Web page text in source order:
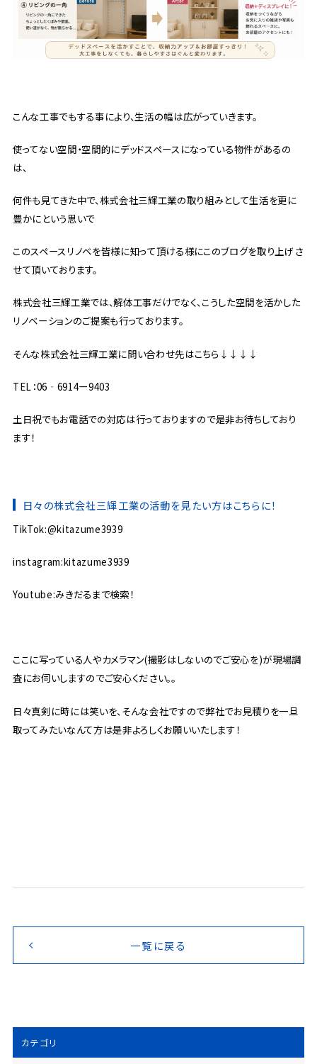
こんな工事でもする事により、生活の幅は広がっていきます。
使ってない空間・空間的にデッドスペースになっている物件があるの
は、
何件も見てきた中で、株式会社三輝工業の取り組みとして生活を更に
豊かにという思いで
このスペースリノベを皆様に知って頂ける様にこのブログを取り上げさ
せて頂いております。
株式会社三輝工業では、解体工事だけでなく、こうした空間を活かした
リノベーションのご提案も行っております。
そんな株式会社三輝工業に問い合わせ先はこちら↓↓↓↓
TEL：06‐6914ー9403
土日祝でもお電話での対応は行っておりますので是非お待ちしており
ます！
日々の株式会社三輝工業の活動を見たい方はこちらに！
TikTok:@kitazume3939
instagram:kitazume3939
Youtube:みきだるまで検索！
ここに写っている人やカメラマン(撮影はしないのでご安心を)が現場調
査にお伺いしますのでご安心ください。。
日々真剣に時には笑いを、そんな会社ですので弊社でお見積りを一旦
取ってみたいなんて方は是非よろしくお願いいたします！
一覧に戻る
カテゴリ